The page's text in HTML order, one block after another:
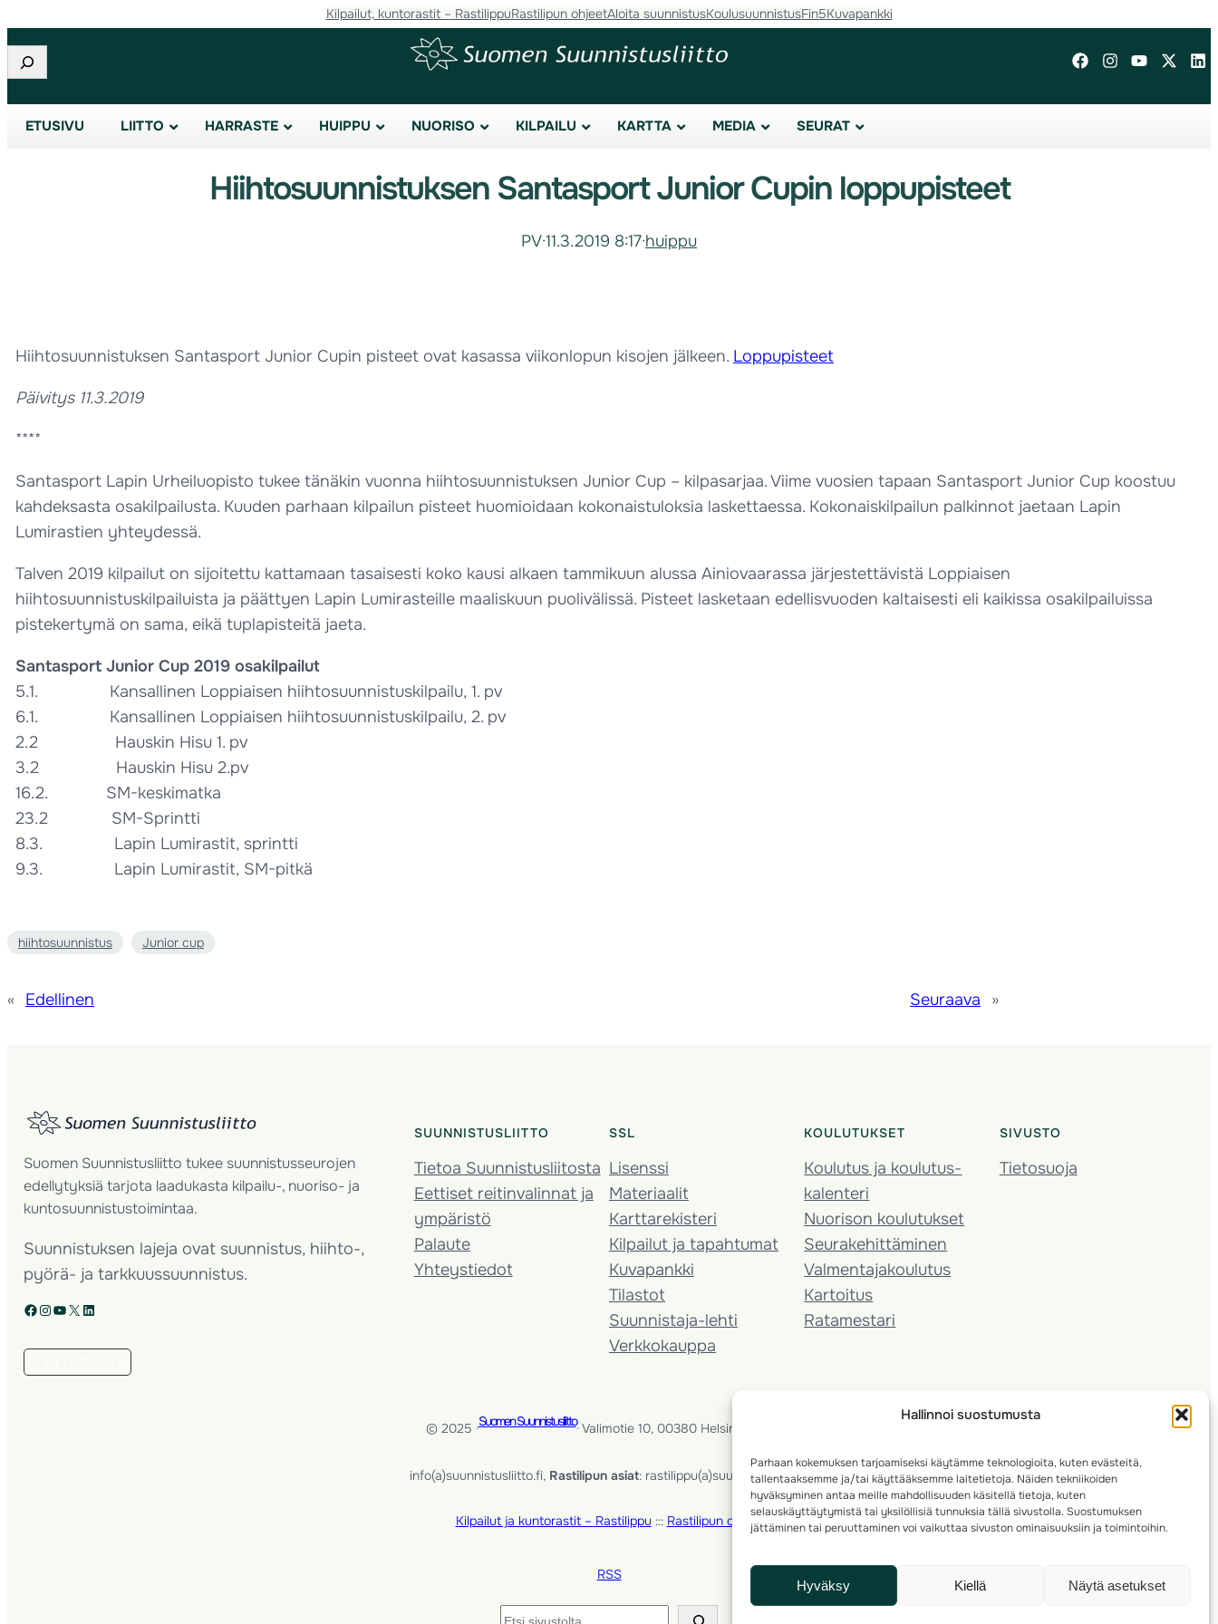
Hallinnoi suostumusta
Parhaan kokemuksen tarjoamiseksi käytämme teknologioita, kuten evästeitä,
tallentaaksemme ja/tai käyttääksemme laitetietoja. Näiden tekniikoiden
hyväksyminen antaa meille mahdollisuuden käsitellä tietoja, kuten
selauskäyttäytymistä tai yksilöllisiä tunnuksia tällä sivustolla. Suostumuksen
jättäminen tai peruuttaminen voi vaikuttaa sivuston ominaisuuksiin ja toimintoihin.
Hyväksy Kiellä Näytä asetukset
Kilpailut, kuntorastit – RastilippuRastilipun ohjeetAloita suunnistusKoulusuunnistusFin5Kuvapankki
Etsi
ETUSIVU LIITTO HARRASTE HUIPPU NUORISO KILPAILU KARTTA MEDIA SEURAT
Hiihtosuunnistuksen Santasport Junior Cupin loppupisteet
PV·11.3.2019 8:17·huippu
Hiihtosuunnistuksen Santasport Junior Cupin pisteet ovat kasassa viikonlopun kisojen jälkeen. Loppupisteet
Päivitys 11.3.2019
****
Santasport Lapin Urheiluopisto tukee tänäkin vuonna hiihtosuunnistuksen Junior Cup – kilpasarjaa. Viime vuosien tapaan Santasport Junior Cup koostuu
kahdeksasta osakilpailusta. Kuuden parhaan kilpailun pisteet huomioidaan kokonaistuloksia laskettaessa. Kokonaiskilpailun palkinnot jaetaan Lapin
Lumirastien yhteydessä.
Talven 2019 kilpailut on sijoitettu kattamaan tasaisesti koko kausi alkaen tammikuun alussa Ainiovaarassa järjestettävistä Loppiaisen
hiihtosuunnistuskilpailuista ja päättyen Lapin Lumirasteille maaliskuun puolivälissä. Pisteet lasketaan edellisvuoden kaltaisesti eli kaikissa osakilpailuissa
pistekertymä on sama, eikä tuplapisteitä jaeta.
Santasport Junior Cup 2019 osakilpailut
5.1. Kansallinen Loppiaisen hiihtosuunnistuskilpailu, 1. pv
6.1. Kansallinen Loppiaisen hiihtosuunnistuskilpailu, 2. pv
2.2 Hauskin Hisu 1. pv
3.2 Hauskin Hisu 2.pv
16.2. SM-keskimatka
23.2 SM-Sprintti
8.3. Lapin Lumirastit, sprintti
9.3. Lapin Lumirastit, SM-pitkä
hiihtosuunnistus Junior cup
« Edellinen Seuraava »
Suomen Suunnistusliitto tukee suunnistusseurojen
edellytyksiä tarjota laadukasta kilpailu-, nuoriso- ja
kuntosuunnistustoimintaa.
Suunnistuksen lajeja ovat suunnistus, hiihto-,
pyörä- ja tarkkuussuunnistus.
Facebook Instagram YouTube X LinkedIn
SUUNNISTUSLIITTO
Tietoa Suunnistusliitosta
Eettiset reitinvalinnat ja
ympäristö
Palaute
Yhteystiedot
SSL
Lisenssi
Materiaalit
Karttarekisteri
Kilpailut ja tapahtumat
Kuvapankki
Tilastot
Suunnistaja-lehti
Verkkokauppa
KOULUTUKSET
Koulutus ja koulutus­
kalenteri
Nuorison koulutukset
Seura­kehittäminen
Valmentaja­koulutus
Kartoitus
Ratamestari
SIVUSTO
Tietosuoja
© 2025 ·Suomen Suunnistusliitto· Valimotie 10, 00380 Helsinki, Finland
info(a)suunnistusliitto.fi, Rastilipun asiat: rastilippu(a)suunnistusliitto.fi
Kilpailut ja kuntorastit – Rastilippu::: Rastilipun ohjeet
RSS
Etsi